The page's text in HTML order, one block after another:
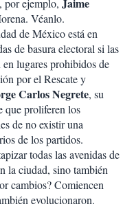
por ejemplo,
Véanlo.
de México está en
de basura electoral si las
lugares prohibidos de
por el Rescate y
Carlos Negrete, su
que proliferen los
de no existir una
de los partidos.
todas las avenidas de
la ciudad, sino también
cambios? Comiencen
evolucionaron.